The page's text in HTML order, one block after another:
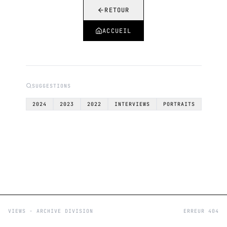
RETOUR
ACCUEIL
SUGGESTIONS
2024 2023 2022 INTERVIEWS PORTRAITS
VIEWS - ARCHIVE DIVISION ERREUR 404